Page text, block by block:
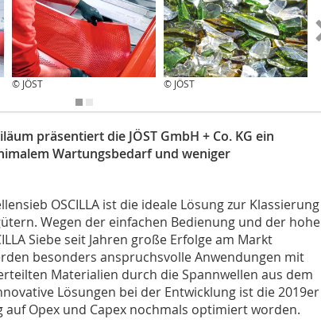
© JÖST © JÖST
präsentiert die JÖST GmbH + Co. KG ein
Wartungsbedarf und weniger
OSCILLA ist die ideale Lösung zur Klassierung
Wegen der einfachen Bedienung und der
Siebe seit Jahren große Erfolge am Markt
besonders anspruchsvolle Anwendungen mit
Materialien durch die Spannwellen aus dem
Lösungen bei der Entwicklung ist die 2019er
auf Opex und Capex nochmals optimiert worden.